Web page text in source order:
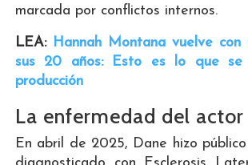
marcada por conflictos internos.
LEA: Hannah Montana vuelve con
sus 20 años: Esto es lo que se
producción
La enfermedad del actor
En abril de 2025, Dane hizo